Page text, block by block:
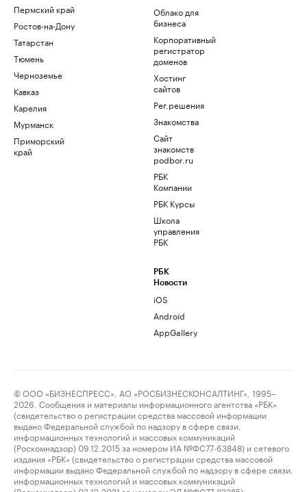
Пермский край
Ростов-на-Дону
Татарстан
Тюмень
Черноземье
Кавказ
Карелия
Мурманск
Приморский
край
Облако для
бизнеса
Корпоративный
регистратор
доменов
Хостинг
сайтов
Рег.решения
Знакомства
Сайт
знакомств
podbor.ru
РБК
Компании
РБК Курсы
Школа
управления
РБК
РБК
Новости
iOS
Android
AppGallery
© ООО «БИЗНЕСПРЕСС», АО «РОСБИЗНЕСКОНСАЛТИНГ», 1995–
2026. Сообщения и материалы информационного агентства «РБК»
(свидетельство о регистрации средства массовой информации
выдано Федеральной службой по надзору в сфере связи,
информационных технологий и массовых коммуникаций
(Роскомнадзор) 09.12.2015 за номером ИА №ФС77-63848) и сетевого
издания «РБК» (свидетельство о регистрации средства массовой
информации выдано Федеральной службой по надзору в сфере связи,
информационных технологий и массовых коммуникаций